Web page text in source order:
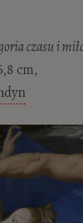
czasu i
cm,